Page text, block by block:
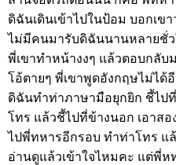
ดิฉันเดินเข้าไปในป้อม บอกเ
ไม่มีคนมารับดิฉันนานหลายชั่ว
พี่เขาทำหน้างงๆ แล้วตอบกลับ
โอ้ตายๆ พี่เขาพูดอังกฤษไม่ไ
ดิฉันทำท่าภาษามือยุกยิก ชี้ไป
โทร แล้วชี้ไปที่ข้างนอก เอาส
ไปพี่ทหารอีกรอบ ทำท่าโทร แ
อ่านดูแล้วเข้าใจไหมคะ แต่พี่ห